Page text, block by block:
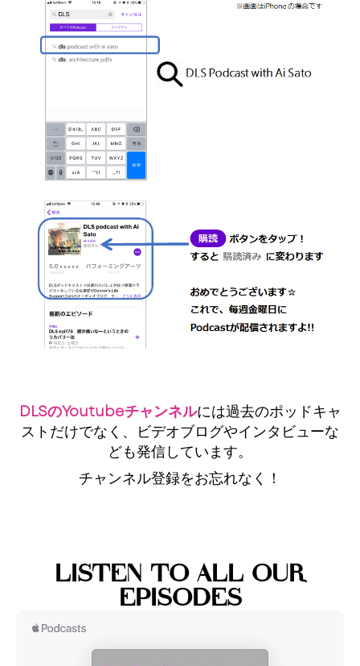
DLSのYoutubeチャンネルには過去のポッドキャ
ストだけでなく、ビデオブログやインタビューな
ども発信しています。
チャンネル登録をお忘れなく！
LISTEN TO ALL OUR
EPISODES